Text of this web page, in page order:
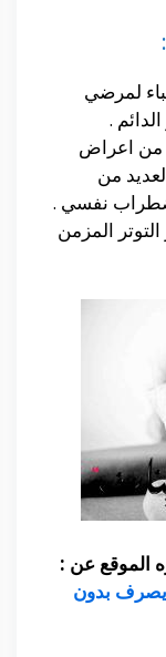
لمرضي
.
من اعراض
من
نفسي .
التوتر المزمن
الموقع عن :
يصرف بدون